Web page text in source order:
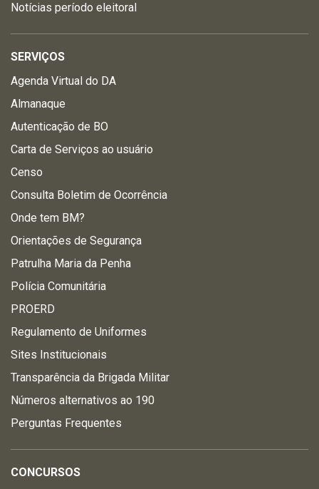
Notícias período eleitoral
SERVIÇOS
Agenda Virtual do DA
Almanaque
Autenticação de BO
Carta de Serviços ao usuário
Censo
Consulta Boletim de Ocorrência
Onde tem BM?
Orientações de Segurança
Patrulha Maria da Penha
Polícia Comunitária
PROERD
Regulamento de Uniformes
Sites Institucionais
Transparência da Brigada Militar
Números alternativos ao 190
Perguntas Frequentes
CONCURSOS